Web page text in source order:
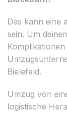
Das kann eine
sein. Um
Bielefeld.
Umzug von
logistische